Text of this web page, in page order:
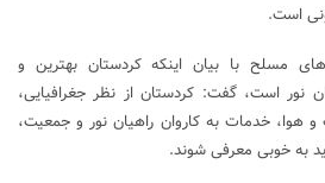
است.
مسلح با بیان اینکه کردستان بهترین و
نور است، گفت: کردستان از نظر جغرافیایی،
و هوا، خدمات به کاروان راهیان نور و جمعیت،
به خوبی معرفی شوند.